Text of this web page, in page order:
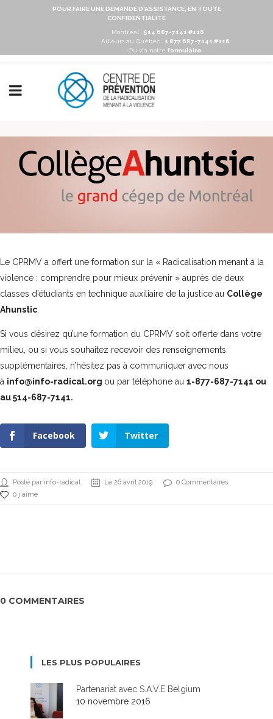
POUR FAIRE UNE DEMANDE D'ASSISTANCE, EN TOUTE
CONFIDENTIALITÉ
Montréal : 514 687-7141 #116
Ailleurs au Québec :
1 877 687-7141 #116
Ou via notre formulaire
Le CPRMV a offert une formation sur la « Radicalisation menant à la
violence : comprendre pour mieux prévenir » auprès de deux
classes d’étudiants en technique auxiliaire de la justice au Collège
Ahunstic
Si vous désirez qu’une formation du CPRMV soit offerte dans votre
milieu, ou si vous souhaitez recevoir des renseignements
supplémentaires, n’hésitez pas à communiquer avec nous
à info@info-radical.org ou par téléphone au 1-877-687-7141 ou
au 514-687-7141.
Facebook Twitter
Posté par info-radical Le 26 avril 2019
0 Commentaires
0 j'aime
0 COMMENTAIRES
LES PLUS POPULAIRES
Partenariat avec S.A.V.E Belgium
10 novembre 2016